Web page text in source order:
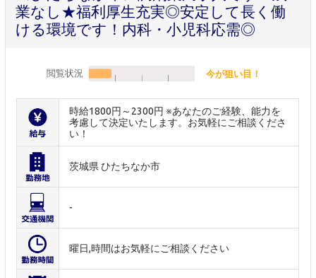
業なし★福利厚生充実◎安定して長く働
ける環境です！内科・小児科応需◎
閲覧状況 今が狙い目！
時給1800円～2300円 ※あなたのご経験、能力を
考慮して決定いたします。お気軽にご相談くださ
い！
茨城県 ひたちなか市
-
曜日,時間はお気軽にご相談ください